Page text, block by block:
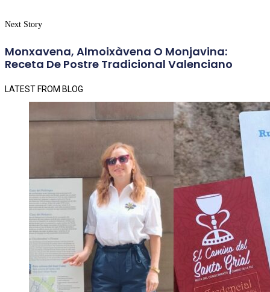
Next Story
Monxavena, Almoixàvena O Monjavina:
Receta De Postre Tradicional Valenciano
LATEST FROM BLOG